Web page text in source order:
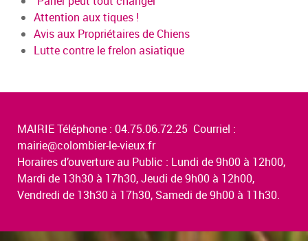
Attention aux tiques !
Avis aux Propriétaires de Chiens
Lutte contre le frelon asiatique
MAIRIE Téléphone : 04.75.06.72.25 Courriel :
mairie@colombier-le-vieux.fr
Horaires d’ouverture au Public : Lundi de 9h00 à 12h00,
Mardi de 13h30 à 17h30, Jeudi de 9h00 à 12h00,
Vendredi de 13h30 à 17h30, Samedi de 9h00 à 11h30.